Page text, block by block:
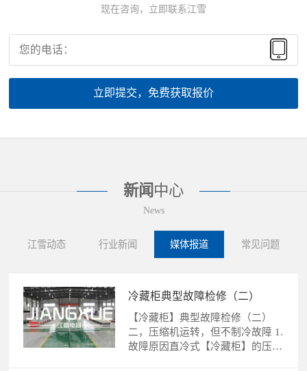
现在咨询，立即联系江雪
立即提交，免费获取报价
新闻 中心
News
江雪动态 行业新闻 媒体报道 常见问题
冷藏柜典型故障检修（二）
【冷藏柜】典型故障检修（二）
二，压缩机运转，但不制冷故障 1.
故障原因直冷式【冷藏柜】的压缩